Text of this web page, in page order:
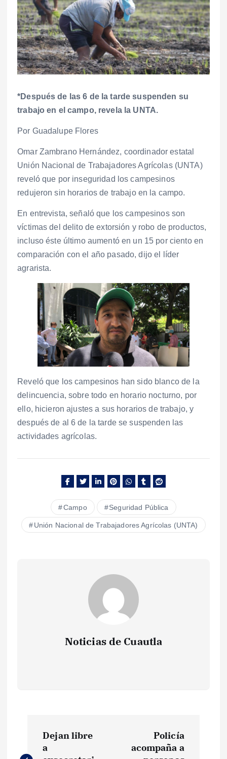
*Después de las 6 de la tarde suspenden su
trabajo en el campo, revela la UNTA.
Por Guadalupe Flores
Omar Zambrano Hernández, coordinador estatal
Unión Nacional de Trabajadores Agrícolas (UNTA)
reveló que por inseguridad los campesinos
redujeron sin horarios de trabajo en la campo.
En entrevista, señaló que los campesinos son
víctimas del delito de extorsión y robo de productos,
incluso éste último aumentó en un 15 por ciento en
comparación con el año pasado, dijo el líder
agrarista.
Reveló que los campesinos han sido blanco de la
delincuencia, sobre todo en horario nocturno, por
ello, hicieron ajustes a sus horarios de trabajo, y
después de al 6 de la tarde se suspenden las
actividades agrícolas.
Campo Seguridad Pública
Unión Nacional de Trabajadores Agrícolas (UNTA)
Noticias de Cuautla
a
Dejan libre
a
Policía
acompaña a